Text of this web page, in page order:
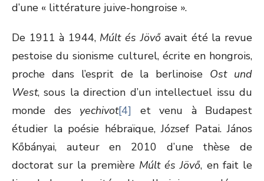
d’une « littérature juive-hongroise ».
De 1911 à 1944, Múlt és Jövőavait été la revue
pestoise du sionisme culturel, écrite en hongrois,
proche dans l’esprit de la berlinoise Ost und
West, sous la direction d’un intellectuel issu du
monde des yechivot[4] et venu à Budapest
étudier la poésie hébraïque, József Patai. János
Kőbányai, auteur en 2010 d’une thèse de
doctorat sur la première Múlt és Jövő, en fait le